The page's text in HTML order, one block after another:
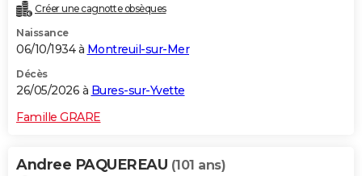
Créer une cagnotte obsèques
Naissance
06/10/1934 à Montreuil-sur-Mer
Décès
26/05/2026 à Bures-sur-Yvette
Famille GRARE
Andree PAQUEREAU (101 ans)